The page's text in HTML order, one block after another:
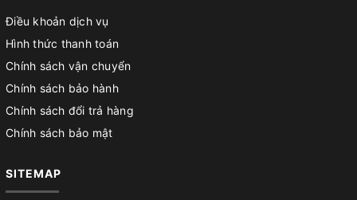
Điều khoản dịch vụ
Hình thức thanh toán
Chính sách vận chuyển
Chính sách bảo hành
Chính sách đổi trả hàng
Chính sách bảo mật
SITEMAP